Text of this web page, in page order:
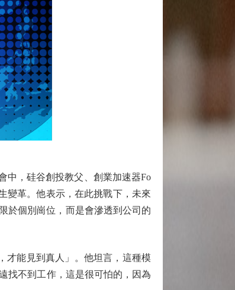
，硅谷創投教父、創業加速器Fo
變革。他表示，在此挑戰下，未來
於個別崗位，而是會滲透到公司的
能見到真人」。他坦言，這種模
找不到工作，這是很可怕的，因為